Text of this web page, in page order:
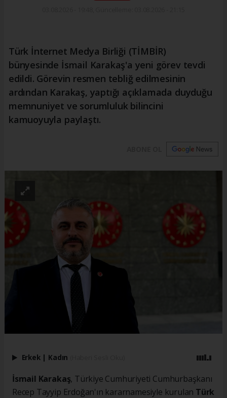
Türk İnternet Medya Birliği (TİMBİR)
bünyesinde İsmail Karakaş'a yeni görev tevdi
edildi. Görevin resmen tebliğ edilmesinin
ardından Karakaş, yaptığı açıklamada duyduğu
memnuniyet ve sorumluluk bilincini
kamuoyuyla paylaştı.
Erkek | Kadın
İsmail Karakaş, Türkiye Cumhuriyeti Cumhurbaşkanı
Recep Tayyip Erdoğan'ın kararnamesiyle kurulan Türk